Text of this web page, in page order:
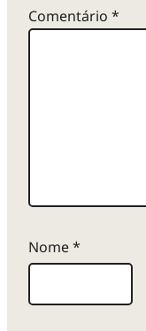
Comentário *
Nome*